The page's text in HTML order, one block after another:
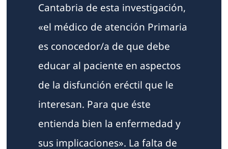
Cantabria de esta investigación,
«el médico de atención Primaria
es conocedor/a de que debe
educar al paciente en aspectos
de la disfunción eréctil que le
interesan. Para que éste
entienda bien la enfermedad y
sus implicaciones». La falta de